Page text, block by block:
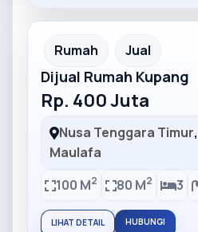
Partner Ad
Rumah Jual
Dijual Rumah Kupang
Rp. 400 Juta
Nusa Tenggara Timur,
Maulafa
100 M2 80 M2 3
LIHAT DETAIL HUBUNGI